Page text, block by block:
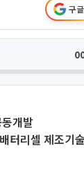
구
개발
터리셀 제조기